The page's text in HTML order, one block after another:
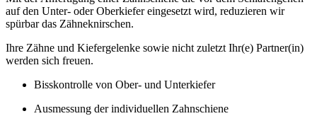
auf den Unter- oder Oberkiefer eingesetzt wird, reduzieren wir
spürbar das Zähneknirschen.
Ihre Zähne und Kiefergelenke sowie nicht zuletzt Ihr(e) Partner(in)
werden sich freuen.
Bisskontrolle von Ober- und Unterkiefer
Ausmessung der individuellen Zahnschiene